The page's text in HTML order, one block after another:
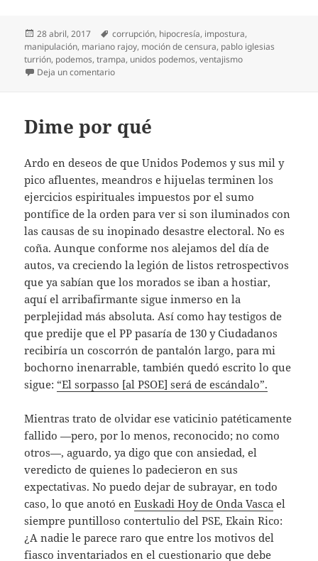
Publicado
el
28 abril, 2017 Etiquetas
corrupción, hipocresía, impostura,
manipulación, mariano rajoy, moción de censura, pablo iglesias
turrión, podemos,trampa, unidos podemos,ventajismo
Deja un comentarioen Tocar las mociones
Dime por qué
Ardo en deseos de que Unidos Podemos y sus mil y
pico afluentes, meandros e hijuelas terminen los
ejercicios espirituales impuestos por el sumo
pontífice de la orden para ver si son iluminados con
las causas de su inopinado desastre electoral. No es
coña. Aunque conforme nos alejamos del día de
autos, va creciendo la legión de listos retrospectivos
que ya sabían que los morados se iban a hostiar,
aquí el arribafirmante sigue inmerso en la
perplejidad más absoluta. Así como hay testigos de
que predije que el PP pasaría de 130 y Ciudadanos
recibiría un coscorrón de pantalón largo, para mi
bochorno inenarrable, también quedó escrito lo que
sigue: “El sorpasso [al PSOE] será de escándalo”.
Mientras trato de olvidar ese vaticinio patéticamente
fallido —pero, por lo menos, reconocido; no como
otros—, aguardo, ya digo que con ansiedad, el
veredicto de quienes lo padecieron en sus
expectativas. No puedo dejar de subrayar, en todo
caso, lo que anotó enEuskadi Hoy de Onda Vasca el
siempre puntilloso contertulio del PSE, Ekain Rico:
¿A nadie le parece raro que entre los motivos del
fiasco inventariados en el cuestionario que debe